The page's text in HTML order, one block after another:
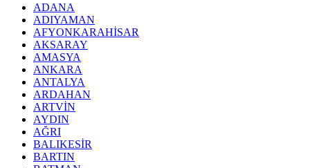
ADANA
ADIYAMAN
AFYONKARAHİSAR
AKSARAY
AMASYA
ANKARA
ANTALYA
ARDAHAN
ARTVİN
AYDIN
AĞRI
BALIKESİR
BARTIN